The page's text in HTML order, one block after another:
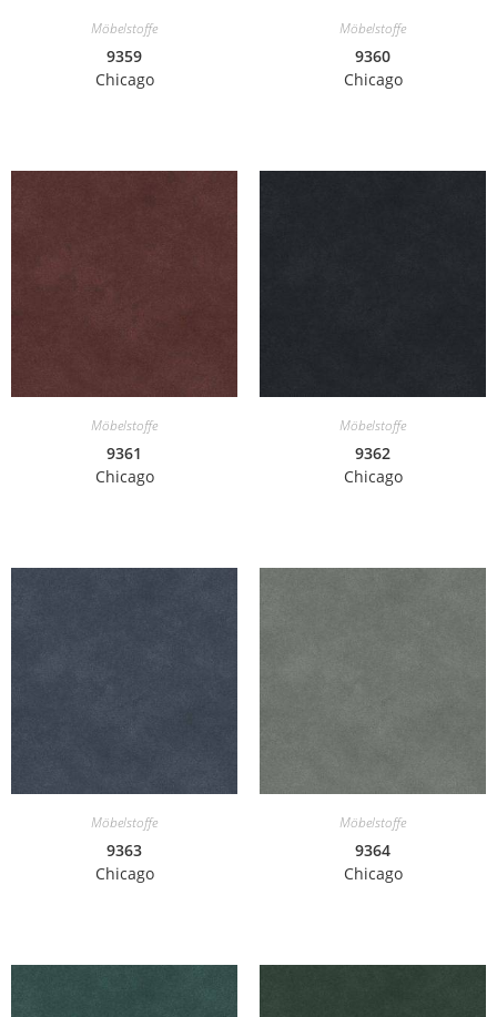
Möbelstoffe
9359
Chicago
Möbelstoffe
9360
Chicago
Möbelstoffe
9361
Chicago
Möbelstoffe
9362
Chicago
Möbelstoffe
9363
Chicago
Möbelstoffe
9364
Chicago